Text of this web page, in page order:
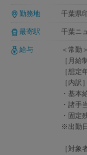
勤務地 千葉県
最寄駅 千葉ニ
給与
＜常勤＞
［月給
［想
［内訳］
・基本
・諸手
・固定
※出勤
［対象